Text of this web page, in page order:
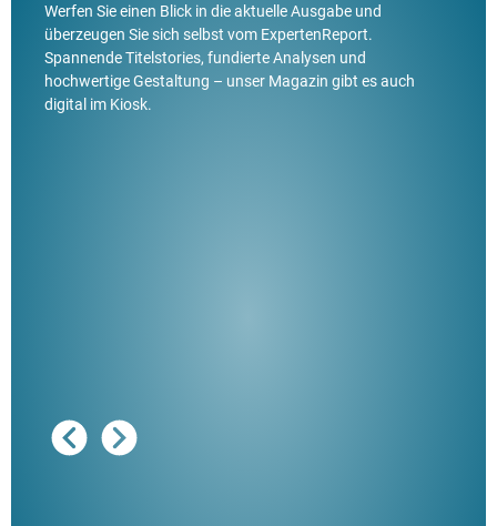
Werfen Sie einen Blick in die aktuelle Ausgabe und
überzeugen Sie sich selbst vom ExpertenReport.
Spannende Titelstories, fundierte Analysen und
hochwertige Gestaltung – unser Magazin gibt es auch
digital im Kiosk.